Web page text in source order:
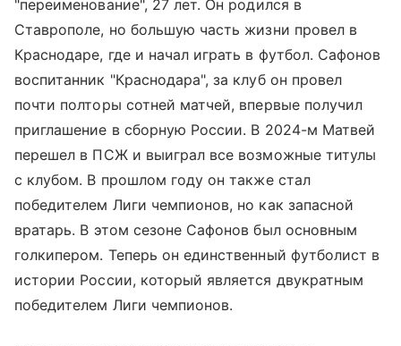
"переименование", 27 лет. Он родился в
Ставрополе, но большую часть жизни провел в
Краснодаре, где и начал играть в футбол. Сафонов
воспитанник "Краснодара", за клуб он провел
почти полторы сотней матчей, впервые получил
приглашение в сборную России. В 2024-м Матвей
перешел в ПСЖ и выиграл все возможные титулы
с клубом. В прошлом году он также стал
победителем Лиги чемпионов, но как запасной
вратарь. В этом сезоне Сафонов был основным
голкипером. Теперь он единственный футболист в
истории России, который является двукратным
победителем Лиги чемпионов.